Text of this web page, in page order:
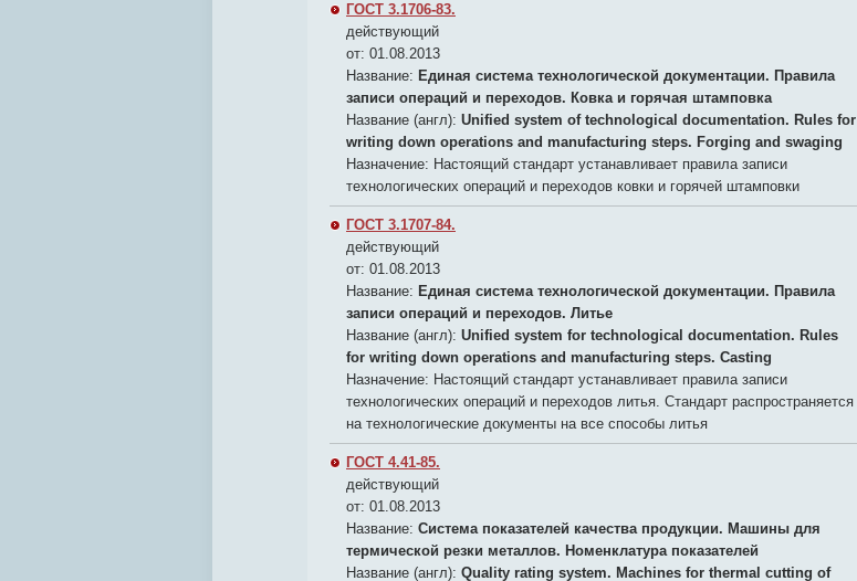
ГОСТ 3.1706-83.
действующий
от: 01.08.2013
Название: Единая система технологической документации. Правила
записи операций и переходов. Ковка и горячая штамповка
Название (англ): Unified system of technological documentation. Rules for
writing down operations and manufacturing steps. Forging and swaging
Назначение: Настоящий стандарт устанавливает правила записи
технологических операций и переходов ковки и горячей штамповки
ГОСТ 3.1707-84.
действующий
от: 01.08.2013
Название: Единая система технологической документации. Правила
записи операций и переходов. Литье
Название (англ): Unified system for technological documentation. Rules
for writing down operations and manufacturing steps. Casting
Назначение: Настоящий стандарт устанавливает правила записи
технологических операций и переходов литья. Стандарт распространяется
на технологические документы на все способы литья
ГОСТ 4.41-85.
действующий
от: 01.08.2013
Название: Система показателей качества продукции. Машины для
термической резки металлов. Номенклатура показателей
Название (англ): Quality rating system. Machines for thermal cutting of